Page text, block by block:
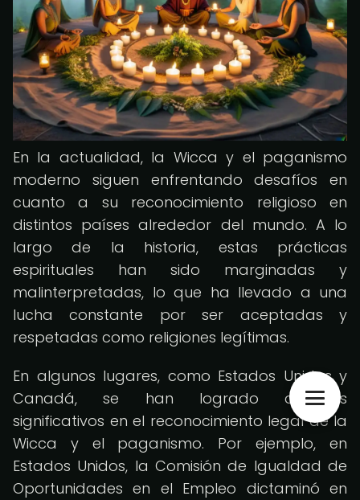
En la actualidad, la Wicca y el paganismo
moderno siguen enfrentando desafíos en
cuanto a su reconocimiento religioso en
distintos países alrededor del mundo. A lo
largo de la historia, estas prácticas
espirituales han sido marginadas y
malinterpretadas, lo que ha llevado a una
lucha constante por ser aceptadas y
respetadas como religiones legítimas.
En algunos lugares, como Estados Unidos y
Canadá, se han logrado avances
significativos en el reconocimiento legal de la
Wicca y el paganismo. Por ejemplo, en
Estados Unidos, la Comisión de Igualdad de
Oportunidades en el Empleo dictaminó en